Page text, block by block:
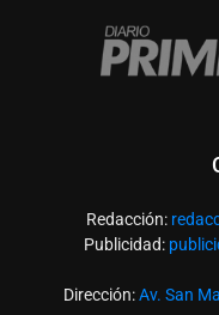
Redacción:
Publicidad:
Dirección:Av. San